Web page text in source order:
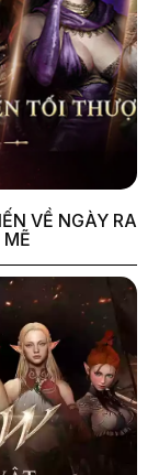
VỀ NGÀY RA